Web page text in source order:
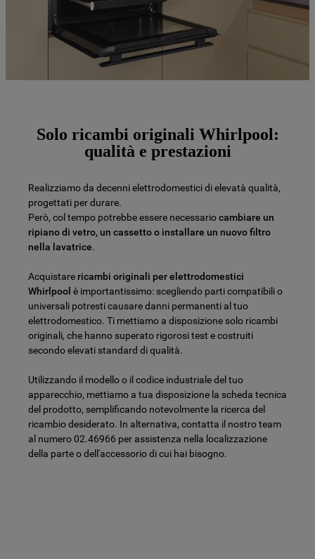
Solo ricambi originali Whirlpool:
qualità e prestazioni
Realizziamo da decenni elettrodomestici di elevatà qualità,
progettati per durare.
Però, col tempo potrebbe essere necessariocambiare un
ripiano di vetro, un cassetto o installare un nuovo filtro
nella lavatrice.
Acquistare ricambi originali per elettrodomestici
Whirlpool è importantissimo: scegliendo parti compatibili o
universali potresti causare danni permanenti al tuo
elettrodomestico. Ti mettiamo a disposizione solo ricambi
originali, che hanno superato rigorosi test e costruiti
secondo elevati standard di qualità.
Utilizzando il modello o il codice industriale del tuo
apparecchio, mettiamo a tua disposizione la scheda tecnica
del prodotto, semplificando notevolmente la ricerca del
ricambio desiderato. In alternativa, contatta il nostro team
al numero 02.46966 per assistenza nella localizzazione
della parte o dell'accessorio di cui hai bisogno.